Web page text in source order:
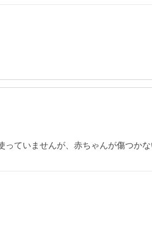
ていませんが、赤ちゃんが傷つか